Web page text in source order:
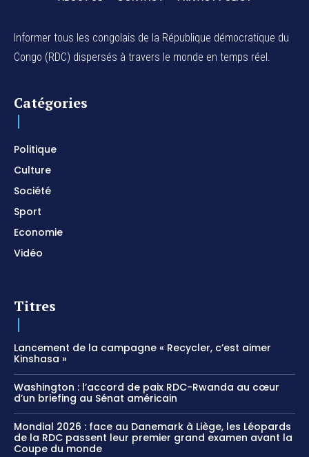
Informer tous les congolais de la République démocratique du
Congo (RDC) dispersés à travers le monde en temps réel.
Catégories
Politique
Culture
Société
Sport
Economie
Vidéo
Titres
Lancement de la campagne « Recycler, c’est aimer
Kinshasa »
Washington : l’accord de paix RDC-Rwanda au cœur
d’un briefing au Sénat américain
Mondial 2026 : face au Danemark à Liège, les Léopards
de la RDC passent leur premier grand examen avant la
Coupe du monde